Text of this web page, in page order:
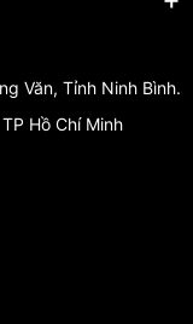
Văn, Tỉnh Ninh Bình.
Hồ Chí Minh